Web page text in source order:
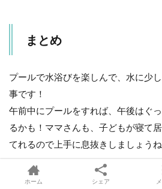
まとめ
プールで水浴びを楽しんで、水に少
事です！
午前中にプールをすれば、午後はぐ
るかも！ママさんも、子どもが寝て
てれるので上手に息抜きしましょう
ホーム シェア